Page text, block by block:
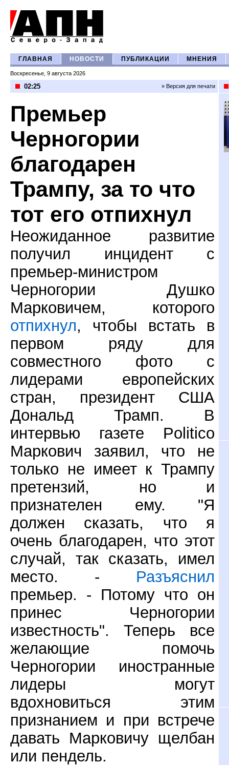
ГЛАВНАЯ НОВОСТИ ПУБЛИКАЦИИ МНЕНИЯ
Воскресенье, 9 августа 2026
02:25 » Версия для печати
Премьер
Черногории
благодарен
Трампу, за то что
тот его отпихнул
Неожиданное развитие
получил инцидент с
премьер-министром
Черногории Душко
Марковичем, которого
отпихнул, чтобы встать в
первом ряду для
совместного фото с
лидерами европейских
стран, президент США
Дональд Трамп. В
интервью газете Politico
Маркович заявил, что не
только не имеет к Трампу
претензий, но и
признателен ему. "Я
должен сказать, что я
очень благодарен, что этот
случай, так сказать, имел
место. - Разъяснил
премьер. - Потому что он
принес Черногории
известность". Теперь все
желающие помочь
Черногории иностранные
лидеры могут
вдохновиться этим
признанием и при встрече
давать Марковичу щелбан
или пендель.